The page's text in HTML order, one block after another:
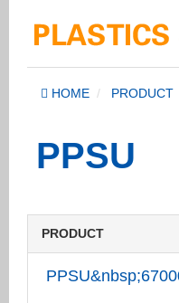
HOME PRODUCT
PPSU
PRODUCT